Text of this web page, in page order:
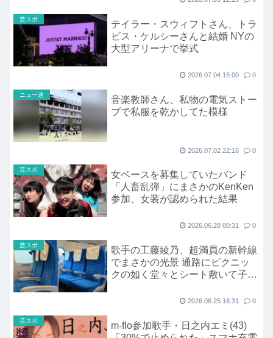
芸スポ
テイラー・スウィフトさん、トラ
ビス・ケルシーさんと結婚 NYの
大型アリーナで挙式
2026.07.04 15:00 0
ニュー速
音楽教師さん、私物の電気ストー
ブで私服を乾かしてた模様
2026.07.02 22:16 0
芸スポ
女ベースを募集していたバンド
「人畜乱弾」にまさかのKenKen
参加、女装が認められた結果
2026.06.28 00:31 0
芸スポ
歌手の工藤綾乃、超満員の新幹線
でまさかの光景 通路にピクニッ
クの如く堂々とシート敷いて子供
2026.06.25 16:31 0
芸スポ
m-flo参加歌手・日之内エミ(43)